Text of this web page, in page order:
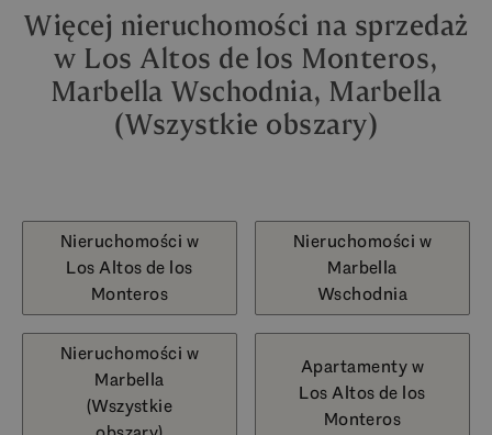
Więcej nieruchomości na sprzedaż
w Los Altos de los Monteros,
Marbella Wschodnia, Marbella
(Wszystkie obszary)
Nieruchomości w
Los Altos de los
Monteros
Nieruchomości w
Marbella
Wschodnia
Nieruchomości w
Marbella
(Wszystkie
Apartamenty w
Los Altos de los
Monteros